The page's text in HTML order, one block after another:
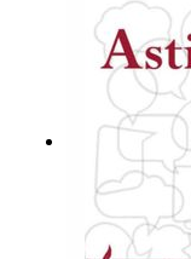
a para
nombre de